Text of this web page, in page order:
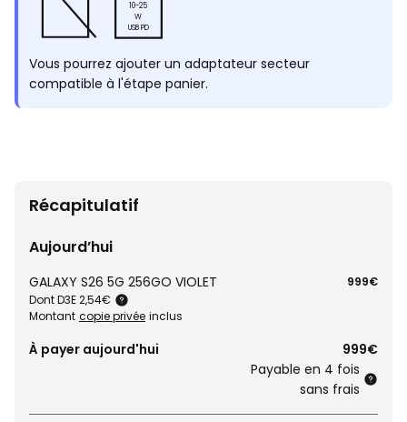
10-25
W
USB PD
Vous pourrez ajouter un adaptateur secteur
compatible à l'étape panier.
Récapitulatif
Aujourd’hui
GALAXY S26 5G 256GO VIOLET
Dont D3E 2,54€
Montant copie privée inclus
999€
À payer aujourd'hui
999€
Payable en 4 fois
sans frais